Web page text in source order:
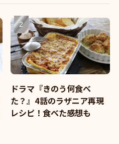
ドラマ『きのう何食べ
た？』4話のラザニア再現
レシピ！食べた感想も